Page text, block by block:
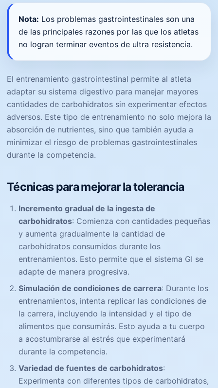
Nota: Los problemas gastrointestinales son una
de las principales razones por las que los atletas
no logran terminar eventos de ultra resistencia.
El entrenamiento gastrointestinal permite al atleta
adaptar su sistema digestivo para manejar mayores
cantidades de carbohidratos sin experimentar efectos
adversos. Este tipo de entrenamiento no solo mejora la
absorción de nutrientes, sino que también ayuda a
minimizar el riesgo de problemas gastrointestinales
durante la competencia.
Técnicas para mejorar la tolerancia
Incremento gradual de la ingesta de
carbohidratos: Comienza con cantidades pequeñas
y aumenta gradualmente la cantidad de
carbohidratos consumidos durante los
entrenamientos. Esto permite que el sistema GI se
adapte de manera progresiva.
Simulación de condiciones de carrera: Durante los
entrenamientos, intenta replicar las condiciones de
la carrera, incluyendo la intensidad y el tipo de
alimentos que consumirás. Esto ayuda a tu cuerpo
a acostumbrarse al estrés que experimentará
durante la competencia.
Variedad de fuentes de carbohidratos:
Experimenta con diferentes tipos de carbohidratos,